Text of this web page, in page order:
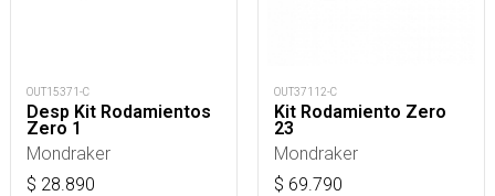
OUT15371-C
Desp Kit Rodamientos
Zero 1
Mondraker
$ 28.890
OUT37112-C
Kit Rodamiento Zero
23
Mondraker
$ 69.790